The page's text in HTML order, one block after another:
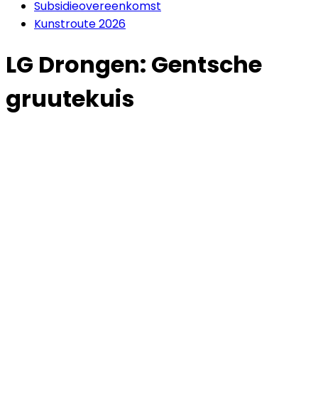
Subsidieovereenkomst
Kunstroute 2026
LG Drongen: Gentsche
gruutekuis